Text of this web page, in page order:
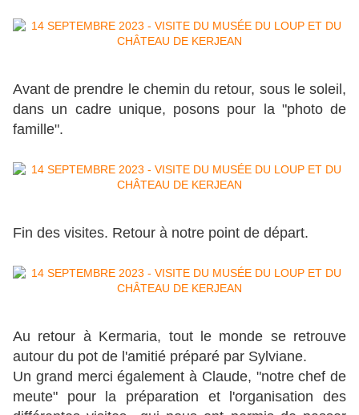
Avant de prendre le chemin du retour, sous le soleil,
dans un cadre unique, posons pour la "photo de
famille".
Fin des visites. Retour à notre point de départ.
Au retour à Kermaria, tout le monde se retrouve
autour du pot de l'amitié préparé par Sylviane.
Un grand merci également à Claude, "notre chef de
meute" pour la préparation et l'organisation des